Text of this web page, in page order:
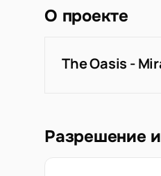
О проекте
The Oasis -
Разрешение